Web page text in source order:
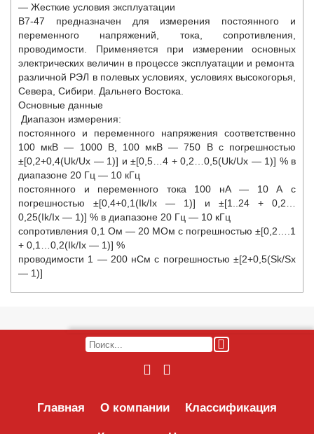
— Жесткие условия эксплуатации
В7-47 предназначен для измерения постоянного и
переменного напряжений, тока, сопротивления,
проводимости. Применяется при измерении основных
электрических величин в процессе эксплуатации и ремонта
различной РЭЛ в полевых условиях, условиях высокогорья,
Севера, Сибири. Дальнего Востока.
Основные данные
Диапазон измерения:
постоянного и переменного напряжения соответственно
100 мкВ — 1000 В, 100 мкВ — 750 В с погрешностью
±[0,2+0,4(Uk/Ux — 1)] и ±[0,5…4 + 0,2…0,5(Uk/Ux — 1)] % в
диапазоне 20 Гц — 10 кГц
постоянного и переменного тока 100 нА — 10 А с
погрешностью ±[0,4+0,1(Ik/Ix — 1)] и ±[1..24 + 0,2…
0,25(Ik/Ix — 1)] % в диапазоне 20 Гц — 10 кГц
сопротивления 0,1 Ом — 20 МОм с погрешностью ±[0,2….1
+ 0,1…0,2(Ik/Ix — 1)] %
проводимости 1 — 200 нСм с погрешностью ±[2+0,5(Sk/Sx
— 1)]
Главная О компании Классификация